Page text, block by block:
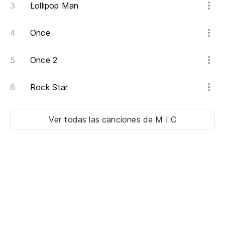
Lollipop Man
Once
Once 2
Rock Star
Ver todas las canciones de M I C